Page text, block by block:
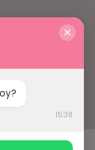
✕
15:38